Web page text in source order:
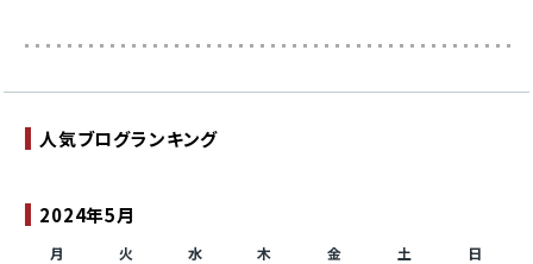
2024年5月
月 火 水 木 金 土 日
人気ブログランキング